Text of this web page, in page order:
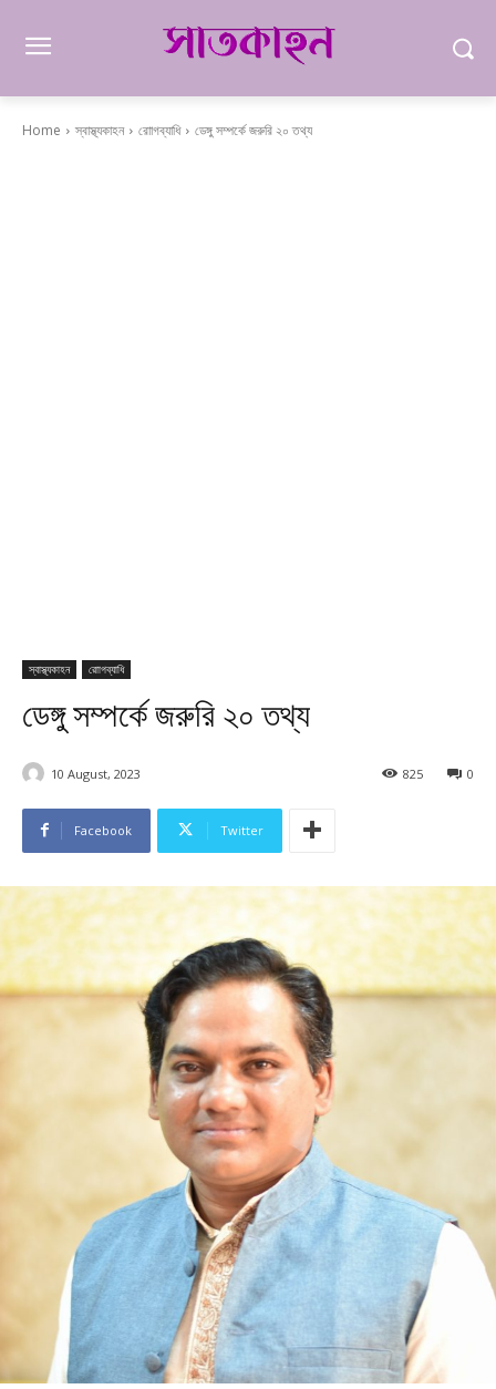
Home স্বাস্থ্যকাহন রোাগব্যাধি ডেঙ্গু সম্পর্কে জরুরি ২০ তথ্য
স্বাস্থ্যকাহন রোাগব্যাধি
ডেঙ্গু সম্পর্কে জরুরি ২০ তথ্য
10 August, 2023 0
825
Facebook Twitter